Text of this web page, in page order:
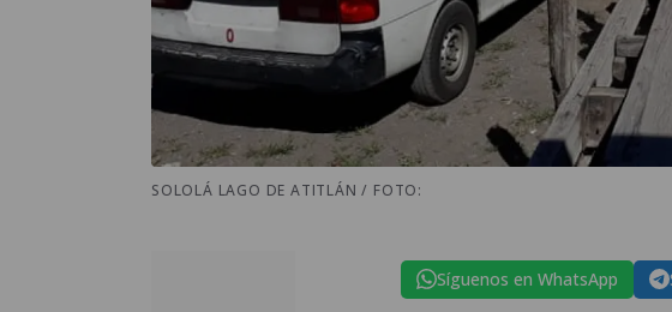
SOLOLÁ LAGO DE ATITLÁN / FOTO:
Síguenos en WhatsApp